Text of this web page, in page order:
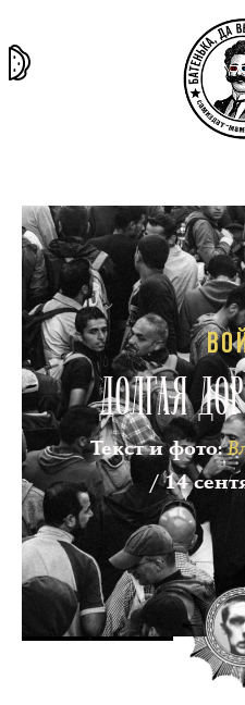
история материясекты
ДОЛГАЯ
Текст и фото:
/ 14